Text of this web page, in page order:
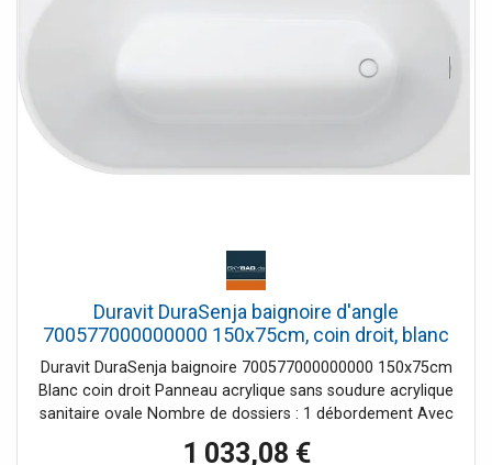
bain: kit de vidage et trop-plein Quadroval (chrome),
de trop-plein, avec entrée au sol (chrome), éclairage LED
coloré, avec télécommande, sonorisation et couvercles
Duravit DuraSenja baignoire d'angle
700577000000000 150x75cm, coin droit, blanc
Duravit DuraSenja baignoire 700577000000000 150x75cm
Blanc coin droit Panneau acrylique sans soudure acrylique
sanitaire ovale Nombre de dossiers : 1 débordement Avec
trop-plein Couleur intérieure blanc, brillant Couleur
1 033,08 €